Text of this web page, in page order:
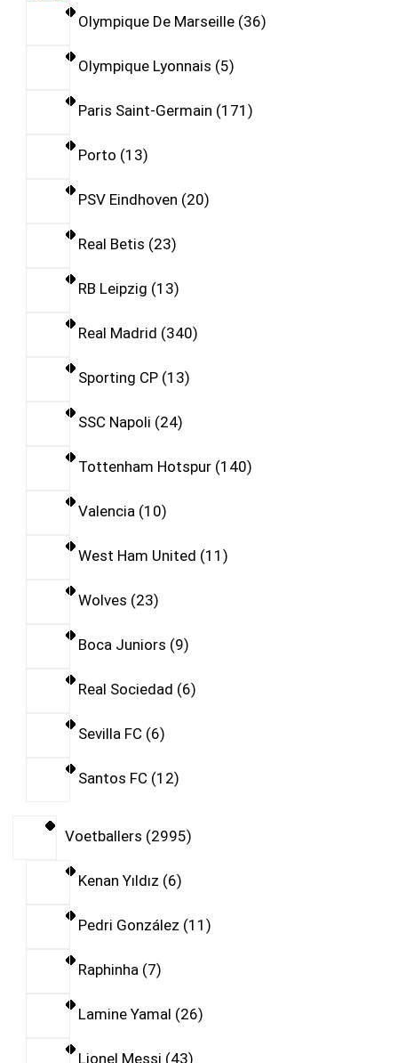
Olympique De Marseille 36
Olympique Lyonnais 5
Paris Saint-Germain 171
Porto 13
PSV Eindhoven 20
Real Betis 23
RB Leipzig 13
Real Madrid 340
Sporting CP 13
SSC Napoli 24
Tottenham Hotspur 140
Valencia 10
West Ham United 11
Wolves 23
Boca Juniors 9
Real Sociedad 6
Sevilla FC 6
Santos FC 12
Voetballers 2995
Kenan Yıldız 6
Pedri González 11
Raphinha 7
Lamine Yamal 26
Lionel Messi 43